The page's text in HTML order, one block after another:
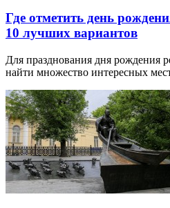
Где отметить день
10 лучших вариантов
Для празднования дня рождения
найти множество интересных